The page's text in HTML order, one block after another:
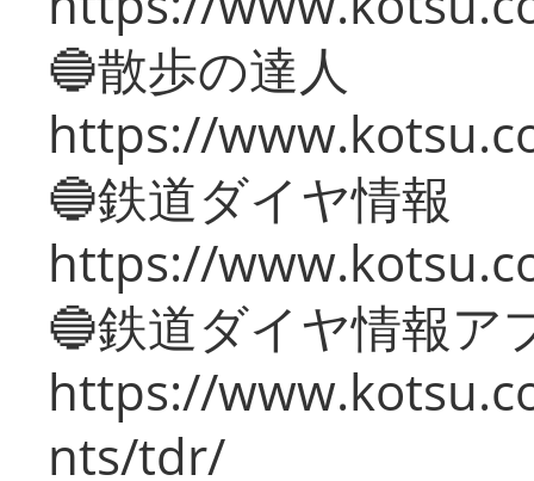
🔵散歩の達人
https://
🔵鉄道ダイヤ情報
https://
🔵鉄道ダイヤ情報ア
https://
nts/tdr/